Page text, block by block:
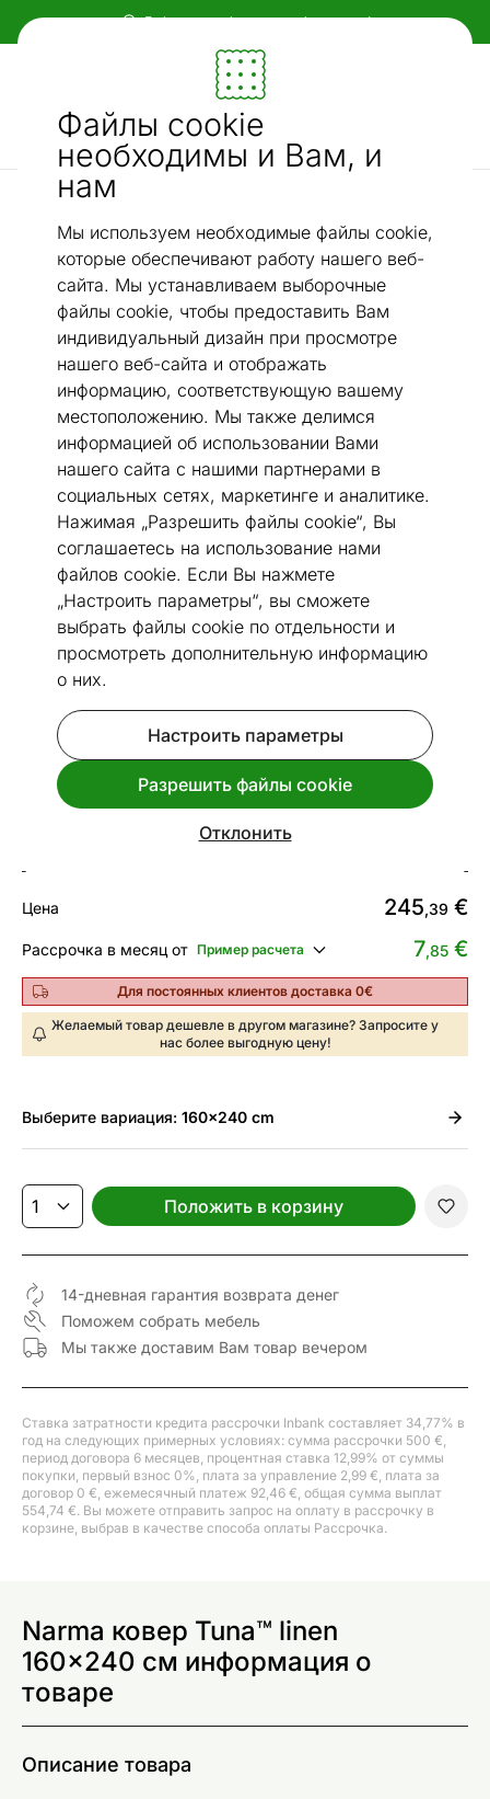
Файлы cookie
необходимы и Вам, и
нам
Мы используем необходимые файлы cookie,
которые обеспечивают работу нашего веб-
сайта. Мы устанавливаем выборочные
файлы cookie, чтобы предоставить Вам
индивидуальный дизайн при просмотре
нашего веб-сайта и отображать
информацию, соответствующую вашему
местоположению. Мы также делимся
информацией об использовании Вами
нашего сайта с нашими партнерами в
социальных сетях, маркетинге и аналитике.
Нажимая „Разрешить файлы cookie“, Вы
соглашаетесь на использование нами
файлов cookie. Если Вы нажмете
„Настроить параметры“, вы сможете
выбрать файлы cookie по отдельности и
просмотреть дополнительную информацию
о них.
Настроить параметры
Разрешить файлы cookie
Отклонить
Гибкие и удобные способы оплаты!
Мебель и убранство - ON24
Ищи...
Ковры narma из растительных волокон
Narma ковер Tuna™ linen 160x240 см
Перейти к слайду 1
Перейти к слайду 2
Перейти к слайду 3
Перейти к слайду 4
Перейти к слайду 5
Перейти к слайду 6
Перейти к слайду 7
Посмотреть похожие
Сделано в Эстонии Быстрая доставка!
Narma ковер Tuna™ linen
160x240 см
Код 271245
Срок доставки между 13.08 - 20.08
Цена 245,39 €
Рассрочка в месяц от Пример расчета 7,85 €
Для постоянных клиентов доставка 0€
Желаемый товар дешевле в другом магазине? Запросите у
нас более выгодную цену!
Выберите вариация: 160x240 cm
Положить в корзину
14-дневная гарантия возврата денег
Поможем собрать мебель
Мы также доставим Вам товар вечером
Ставка затратности кредита рассрочки Inbank составляет 34,77% в
год на следующих примерных условиях: сумма рассрочки 500 €,
период договора 6 месяцев, процентная ставка 12,99% от суммы
покупки, первый взнос 0%, плата за управление 2,99 €, плата за
договор 0 €, ежемесячный платеж 92,46 €, общая сумма выплат
554,74 €. Вы можете отправить запрос на оплату в рассрочку в
корзине, выбрав в качестве способа оплаты Рассрочка.
Narma ковер Tuna™ linen
160x240 см информация о
товаре
Описание товара